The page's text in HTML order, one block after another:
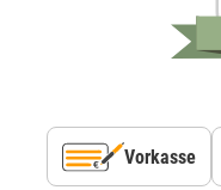
Vorkasse